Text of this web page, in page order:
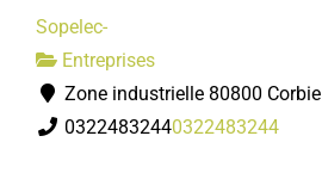
Sopelec-
Entreprises
Zone industrielle 80800 Corbie
03224832440322483244